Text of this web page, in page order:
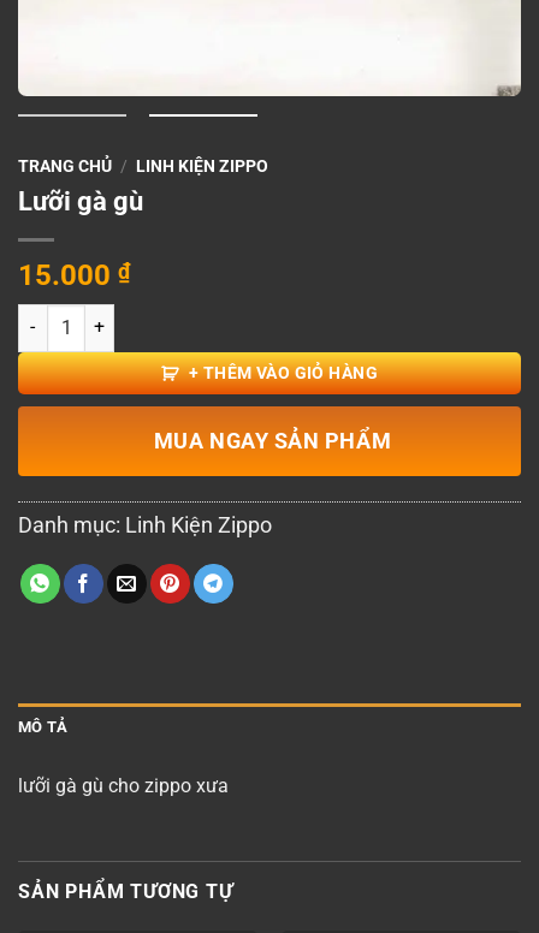
TRANG CHỦ / LINH KIỆN ZIPPO
Lưỡi gà gù
15.000 ₫
Lưỡi gà gù số lượng
+ THÊM VÀO GIỎ HÀNG
MUA NGAY SẢN PHẨM
Danh mục: Linh Kiện Zippo
MÔ TẢ
lưỡi gà gù cho zippo xưa
SẢN PHẨM TƯƠNG TỰ